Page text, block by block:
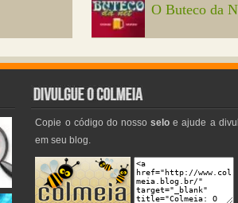
O Buteco da
Copie o código do nossoselo e ajude a
em seu blog.